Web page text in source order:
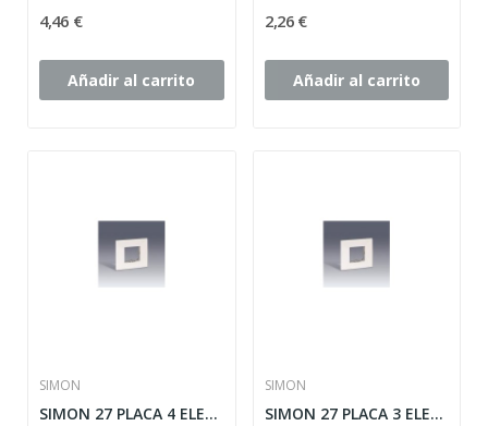
4,46 €
Añadir al carrito
2,26 €
Añadir al carrito
SIMON
SIMON 27 PLACA 4 ELEMENTOS SERIE PLAY ref:...
SIMON
SIMON 27 PLACA 3 ELEMENTOS SERIE PLAY ref:...